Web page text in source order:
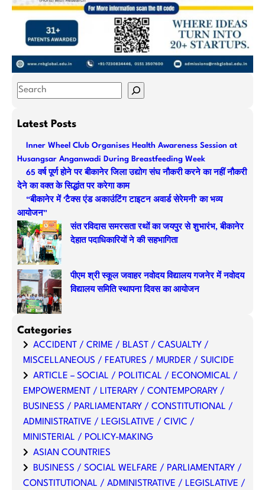
S
aLatest Posts
Inner Wheel Club Organises Health Awareness Session at
Husangsar Anganwadi During Breastfeeding Week
65 वर्ष पूर्ण होने पर बीकानेर जिला उद्योग संघ नौकरी करने का नहीं नौकरी
देने का वक्त के सिद्धांत पर करेगा काम
“बीकानेर में ‘टैक्स एंड अकाउंटिंग टाइटन अवार्ड सेरेमनी’ का भव्य
आयोजन”
संत रविदास समरसता रथों का जयपुर से शुभारंभ, बीकानेर
देहात पदाधिकारियों ने की सहभागिता
पीएम श्री स्कूल जवाहर नवोदय विद्यालय गजनेर में नवोदय
विद्यालय समिति स्थापना दिवस का आयोजन
Categories
ACCIDENT / CRIME / BLAST / CASUALTY /
MISCELLANEOUS / FEATURES / MURDER / SUICIDE
ARTICLE – SOCIAL / POLITICAL / ECONOMICAL /
EMPOWERMENT / LITERARY / CONTEMPORARY /
BUSINESS / PARLIAMENTARY / CONSTITUTIONAL /
ADMINISTRATIVE / LEGISLATIVE / CIVIC /
MINISTERIAL / POLICY-MAKING
ASIAN COUNTRIES
BUSINESS / SOCIAL WELFARE / PARLIAMENTARY /
CONSTITUTIONAL / ADMINISTRATIVE / LEGISLATIVE /